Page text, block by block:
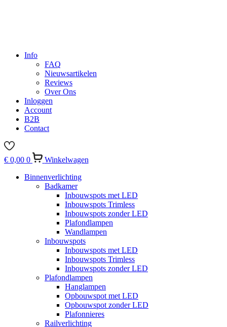
Info
FAQ
Nieuwsartikelen
Reviews
Over Ons
Inloggen
Account
B2B
Contact
€ 0,00 0
Winkelwagen
Binnenverlichting
Badkamer
Inbouwspots met LED
Inbouwspots Trimless
Inbouwspots zonder LED
Plafondlampen
Wandlampen
Inbouwspots
Inbouwspots met LED
Inbouwspots Trimless
Inbouwspots zonder LED
Plafondlampen
Hanglampen
Opbouwspot met LED
Opbouwspot zonder LED
Plafonnieres
Railverlichting